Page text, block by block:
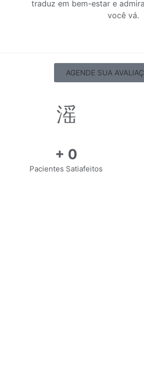
traduz em bem-estar e
você vá.
AGENDE SUA
+ 0
Pacientes Satiafeitos